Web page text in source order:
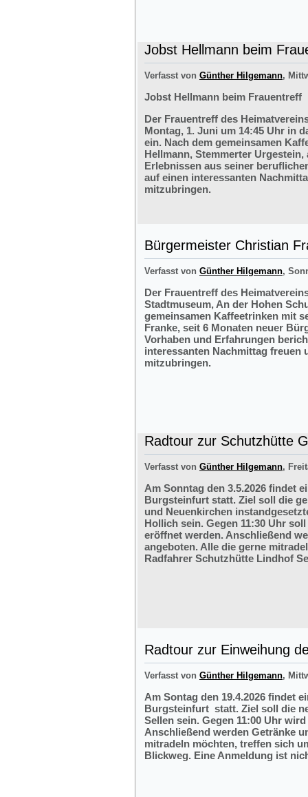
Jobst Hellmann beim
Verfasst von Günther Hilgemann,
Jobst Hellmann beim Frauentreff
Der Frauentreff des
Montag, 1. Juni um 14:45 Uhr in
ein. Nach dem gemeinsamen
Hellmann, Stemmerter
Erlebnissen aus seiner
auf einen interessanten
mitzubringen.
Bürgermeister Christian
Verfasst von Günther Hilgemann,
Der Frauentreff des
Stadtmuseum, An der Hohen
gemeinsamen Kaffeetrinken mit
Franke, seit 6 Monaten neuer
Vorhaben und Erfahrungen
interessanten Nachmittag freuen
mitzubringen.
Radtour zur Schutzhütte
Verfasst von Günther Hilgemann,
Am Sonntag den 3.5.2026 findet
Burgsteinfurt statt. Ziel soll die
und Neuenkirchen
Hollich sein. Gegen 11:30 Uhr
eröffnet werden. Anschließend
angeboten. Alle die gerne
Radfahrer Schutzhütte Lindhof
Radtour zur Einweihung
Verfasst von Günther Hilgemann,
Am Sontag den 19.4.2026 findet
Burgsteinfurt statt. Ziel soll die
Sellen sein. Gegen 11:00 Uhr
Anschließend werden Getränke
mitradeln möchten, treffen sich
Blickweg. Eine Anmeldung ist